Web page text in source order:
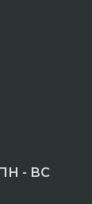
ПН - ВС